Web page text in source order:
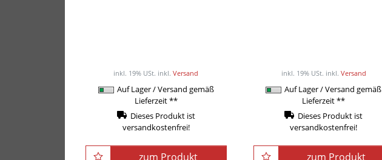
inkl. 19% USt. inkl.Versand
Auf Lager / Versand gemäß
Lieferzeit **
Dieses Produkt ist
versandkostenfrei!
zum Produkt
inkl. 19% USt. inkl. Versand
Auf Lager / Versand gemäß
Lieferzeit **
Dieses Produkt ist
versandkostenfrei!
zum Produkt